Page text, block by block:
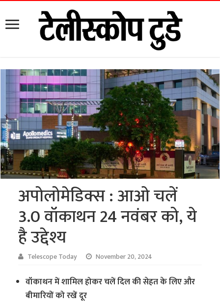
अपोलोमेडिक्स : आओ चलें
3.0 वॉकाथन 24 नवंबर को, ये
है उद्देश्य
Telescope Today November 20, 2024
वॉकाथन में शामिल होकर चलें दिल की सेहत के लिए और
बीमारियों को रखें दूर